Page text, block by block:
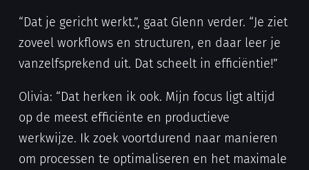
“Dat je gericht werkt.”, gaat Glenn verder. “Je ziet
zoveel workflows en structuren, en daar leer je
vanzelfsprekend uit. Dat scheelt in efficiëntie!”
Olivia: “Dat herken ik ook. Mijn focus ligt altijd
op de meest efficiënte en productieve
werkwijze. Ik zoek voortdurend naar manieren
om processen te optimaliseren en het maximale